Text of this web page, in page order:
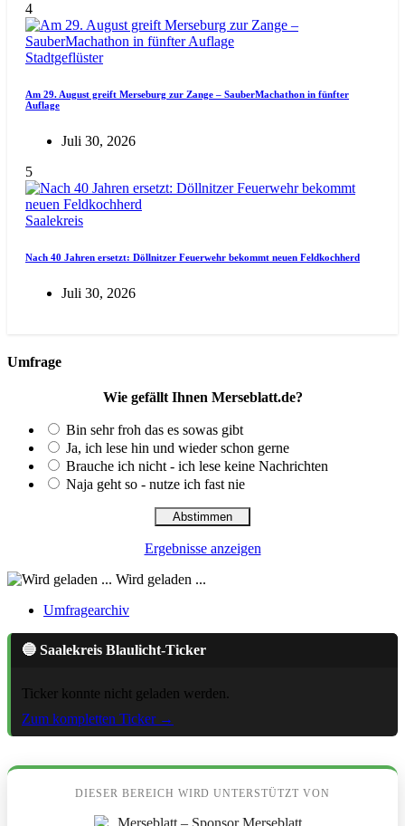
4
Stadtgeflüster
Am 29. August greift Merseburg zur Zange – SauberMachathon in fünfter
Auflage
Juli 30, 2026
5
Saalekreis
Nach 40 Jahren ersetzt: Döllnitzer Feuerwehr bekommt neuen Feldkochherd
Juli 30, 2026
Umfrage
Wie gefällt Ihnen Merseblatt.de?
Bin sehr froh das es sowas gibt
Ja, ich lese hin und wieder schon gerne
Brauche ich nicht - ich lese keine Nachrichten
Naja geht so - nutze ich fast nie
Ergebnisse anzeigen
Wird geladen ...
Umfragearchiv
🔵 Saalekreis Blaulicht-Ticker
Ticker konnte nicht geladen werden.
Zum kompletten Ticker →
DIESER BEREICH WIRD UNTERSTÜTZT VON